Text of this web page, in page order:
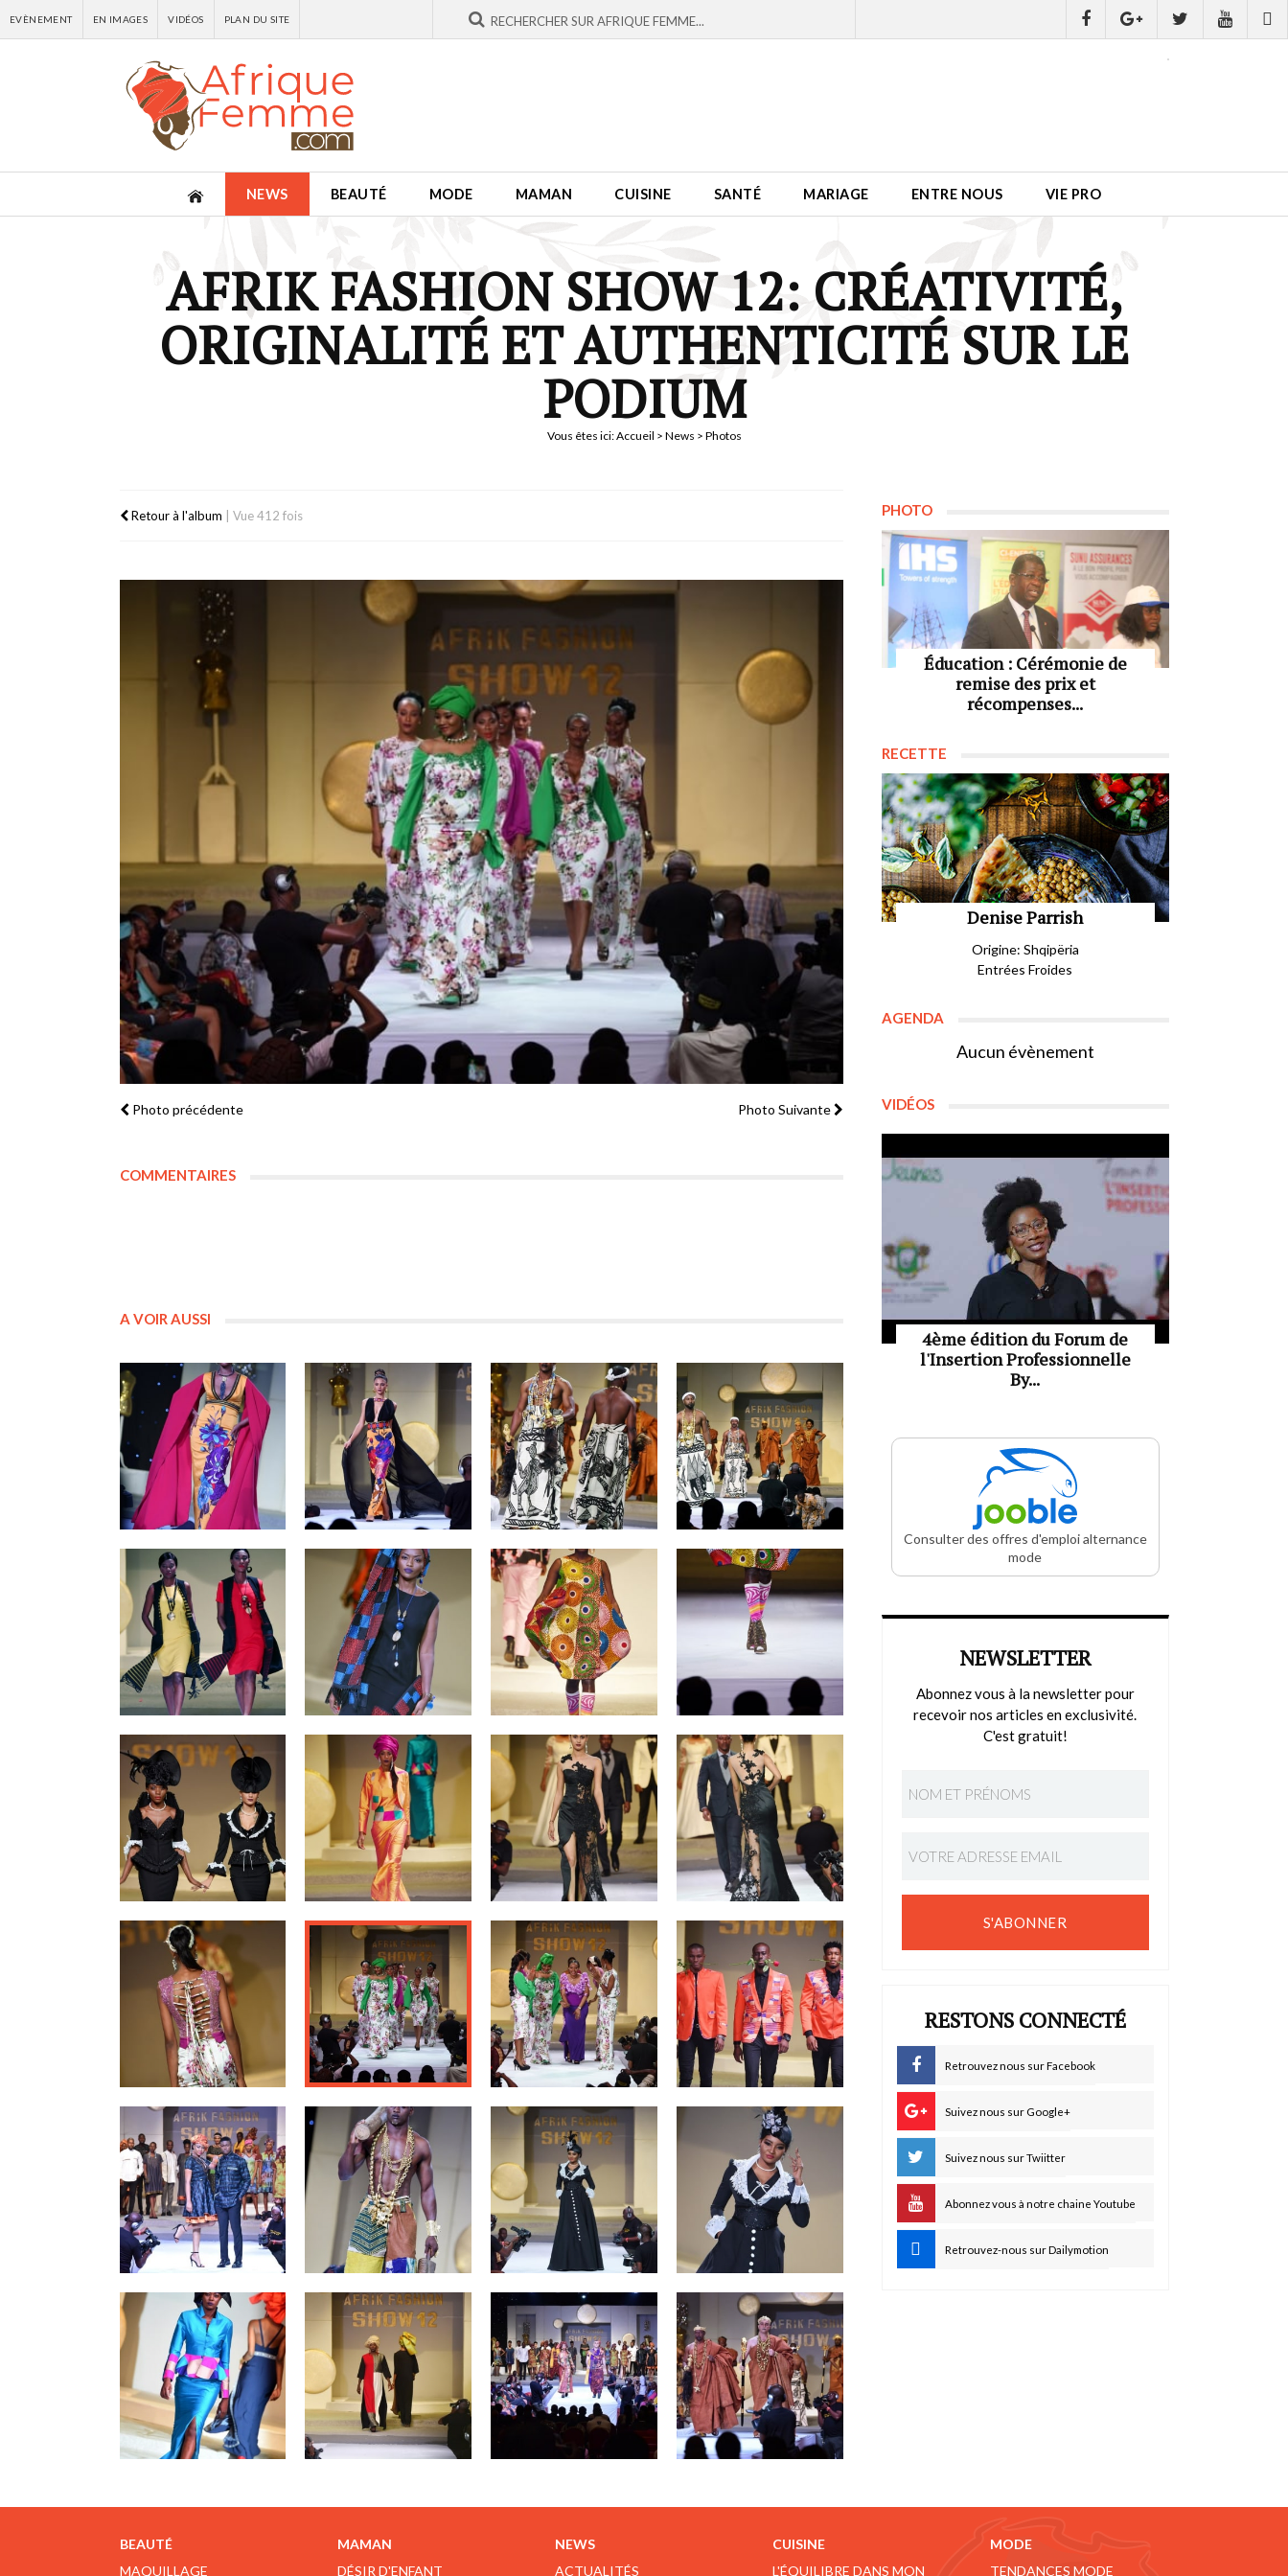
EVÈNEMENT EN IMAGES VIDÉOS PLAN DU SITE
NEWS BEAUTÉ MODE MAMAN CUISINE SANTÉ MARIAGE ENTRE NOUS VIE PRO
AFRIK FASHION SHOW 12: CRÉATIVITÉ,
ORIGINALITÉ ET AUTHENTICITÉ SUR LE
PODIUM
Vous êtes ici:Accueil > News > Photos
Retour à l'album Vue 412 fois
Photo précédente Photo Suivante
COMMENTAIRES
A VOIR AUSSI
PHOTO
Éducation : Cérémonie de
remise des prix et
récompenses...
RECETTE
Denise Parrish
Origine: Shqipëria
Entrées Froides
AGENDA
Aucun évènement
VIDÉOS
4ème édition du Forum de
l'Insertion Professionnelle
By...
Consulter des offres d'emploi alternance
mode
NEWSLETTER
Abonnez vous à la newsletter pour
recevoir nos articles en exclusivité.
C'est gratuit!
S'ABONNER
RESTONS CONNECTÉ
Retrouvez nous sur Facebook
Suivez nous sur Google+
Suivez nous sur Twiitter
Abonnez vous à notre chaine Youtube
Retrouvez-nous sur Dailymotion
BEAUTÉ
MAQUILLAGE
MAMAN
DÉSIR D'ENFANT
NEWS
ACTUALITÉS
CUISINE
L'ÉQUILIBRE DANS MON
MODE
TENDANCES MODE